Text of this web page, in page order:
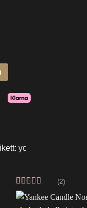
yc
Betygsatt
5
av 5
(2)